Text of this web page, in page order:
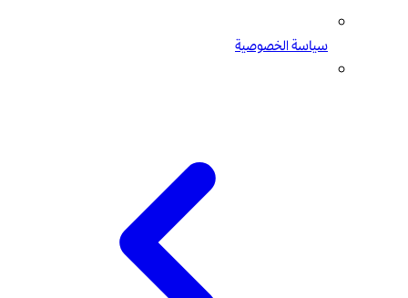
سياسة الخصوصية